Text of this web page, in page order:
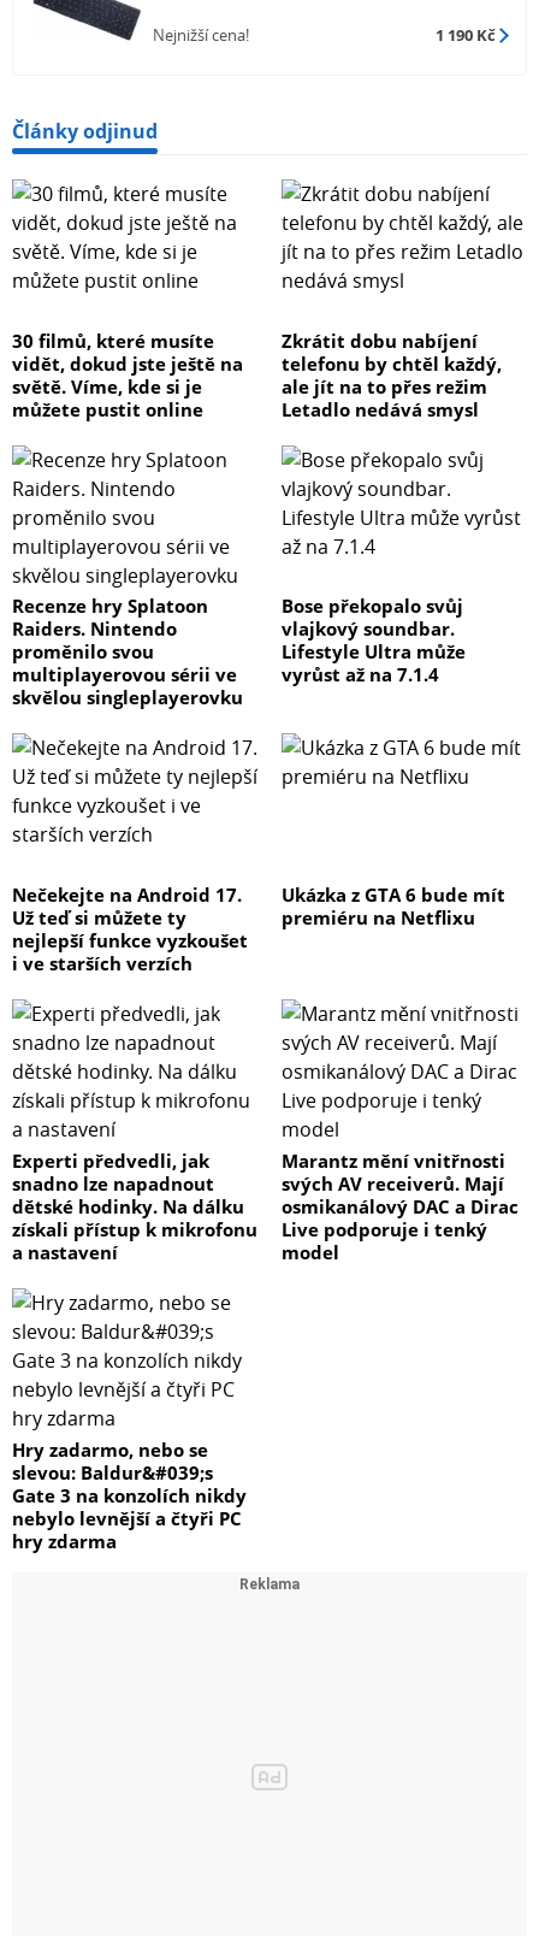
Nejnižší cena! 1 190 Kč
Články odjinud
30 filmů, které musíte
vidět, dokud jste ještě na
světě. Víme, kde si je
můžete pustit online
Zkrátit dobu nabíjení
telefonu by chtěl každý,
ale jít na to přes režim
Letadlo nedává smysl
Recenze hry Splatoon
Raiders. Nintendo
proměnilo svou
multiplayerovou sérii ve
skvělou singleplayerovku
Bose překopalo svůj
vlajkový soundbar.
Lifestyle Ultra může
vyrůst až na 7.1.4
Nečekejte na Android 17.
Už teď si můžete ty
nejlepší funkce vyzkoušet
i ve starších verzích
Ukázka z GTA 6 bude mít
premiéru na Netflixu
Experti předvedli, jak
snadno lze napadnout
dětské hodinky. Na dálku
získali přístup k mikrofonu
a nastavení
Marantz mění vnitřnosti
svých AV receiverů. Mají
osmikanálový DAC a Dirac
Live podporuje i tenký
model
Hry zadarmo, nebo se
slevou: Baldur&#039;s
Gate 3 na konzolích nikdy
nebylo levnější a čtyři PC
hry zdarma